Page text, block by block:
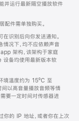
并运行最新隔空播放软件
件需单独购买。
识别后向你发送通知。
情况下，均不应依赖声音
架构，该架构于家庭
设备均使用最新版本软
境温度约为 15ºC 至
以高音量播放音频等情
要一定时间对传感器进
你的 IP 地址，或者你在上次